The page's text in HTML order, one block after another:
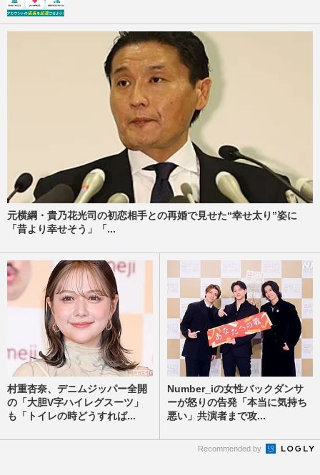
元横綱・貴乃花光司の初恋相手との再婚で見せた“幸せ太り”姿に
「昔より幸せそう」「...
村重杏奈、デニムジッパー全開
の「大胆V字ハイレグスーツ」
も「トイレの時どうすれば...
Number_iの女性バックダンサ
ーが怒りの告発「本当に気持ち
悪い」共演者まで攻...
Recommended by